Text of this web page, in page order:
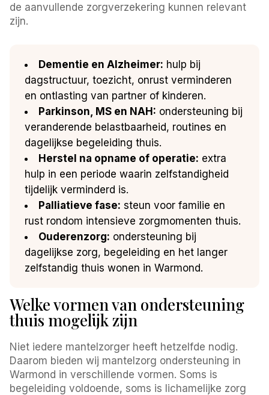
de aanvullende zorgverzekering kunnen relevant
zijn.
Dementie en Alzheimer: hulp bij
dagstructuur, toezicht, onrust verminderen
en ontlasting van partner of kinderen.
Parkinson, MS en NAH: ondersteuning bij
veranderende belastbaarheid, routines en
dagelijkse begeleiding thuis.
Herstel na opname of operatie: extra
hulp in een periode waarin zelfstandigheid
tijdelijk verminderd is.
Palliatieve fase: steun voor familie en
rust rondom intensieve zorgmomenten thuis.
Ouderenzorg: ondersteuning bij
dagelijkse zorg, begeleiding en het langer
zelfstandig thuis wonen in Warmond.
Welke vormen van ondersteuning
thuis mogelijk zijn
Niet iedere mantelzorger heeft hetzelfde nodig.
Daarom bieden wij mantelzorg ondersteuning in
Warmond in verschillende vormen. Soms is
begeleiding voldoende, soms is lichamelijke zorg